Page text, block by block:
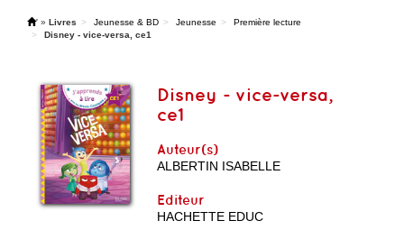
' » Livres Jeunesse & BD Jeunesse
Première lecture
Disney - vice-versa, ce1
Disney - vice-versa,
ce1
Auteur(s)
ALBERTIN ISABELLE
Editeur
HACHETTE EDUC